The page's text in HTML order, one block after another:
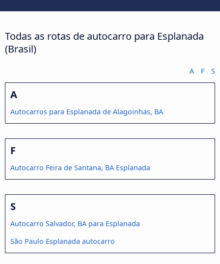
Todas as rotas de autocarro para Esplanada
(Brasil)
A F S
A
Autocarros para Esplanada de Alagoinhas, BA
F
Autocarro Feira de Santana, BA Esplanada
S
Autocarro Salvador, BA para Esplanada
São Paulo Esplanada autocarro